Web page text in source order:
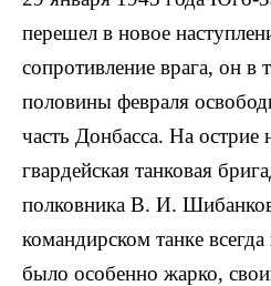
перешел в новое
сопротивление врага, он в
половины февраля
часть Донбасса. На острие
гвардейская танковая
полковника В. И.
ко­мандирском танке
было осо­бенно жарко,